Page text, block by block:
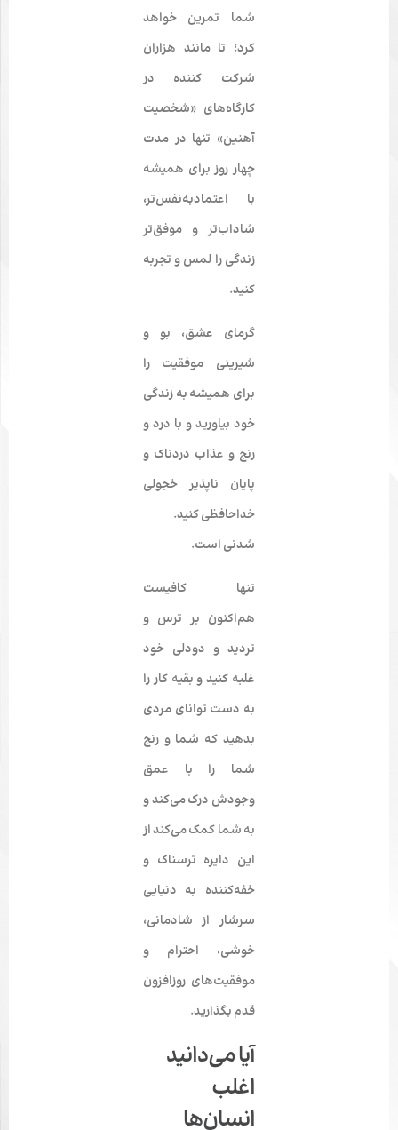
شما تمرین خواهد
کرد؛ تا مانند هزاران
شرکت کننده در
کارگاه‌های «شخصیت
آهنین» تنها در مدت
چهار روز برای همیشه
با اعتمادبه‌نفس‌تر،
شاداب‌تر و موفق‌تر
زندگی را لمس و تجربه
کنید.
گرمای عشق، بو و
شیرینی موفقیت را
برای همیشه به زندگی
خود بیاورید و با درد و
رنج و عذاب دردناک و
پایان ناپذیر خجولی
خداحافظی کنید.
شدنی است.
تنها کافیست
هم‌اکنون بر ترس و
تردید و دودلی خود
غلبه کنید و بقیه کار را
به دست توانای مردی
بدهید که شما و رنج
شما را با عمق
وجودش درک می‌کند و
به شما کمک می‌کند از
این دایره ترسناک و
خفه‌کننده به دنیایی
سرشار از شادمانی،
خوشی، احترام و
موفقیت‌های روزافزون
قدم بگذارید.
آیا می‌دانید
اغلب
انسان‌‌ها